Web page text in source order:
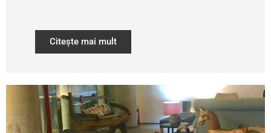
Citește mai mult